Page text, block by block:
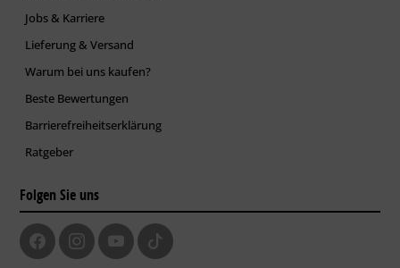
Jobs & Karriere
Lieferung & Versand
Warum bei uns kaufen?
Beste Bewertungen
Barrierefreiheitserklärung
Ratgeber
Folgen Sie uns